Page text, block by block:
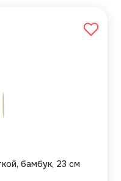
бамбук, 23 см